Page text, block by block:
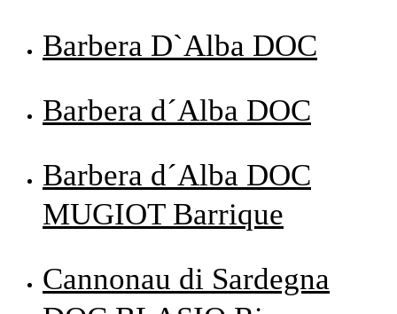
Barbera D`Alba DOC
Barbera d´Alba DOC
Barbera d´Alba DOC
MUGIOT Barrique
Cannonau di Sardegna